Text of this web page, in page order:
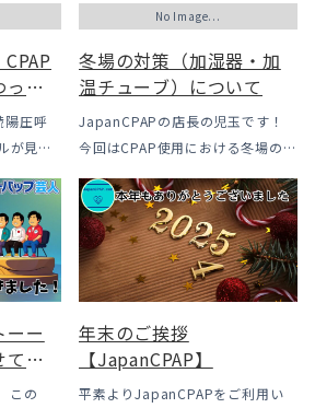
った
るか
デ
陽圧呼
が見直
ハード
ける」
厳しく
は、何
様の立
No Image...
冬場の対策（加湿器・加
温チューブ）について
JapanCPAPの店長の児玉です！
今回はCPAP使用における冬場のよ
くあるトラブル「乾燥・寒さ・結
露」についてのお話をさせて頂き
ます。 我々の拠点の北陸はCPAP
使用時に「乾燥・寒さ・結露」が
起こりやすい地域です、その […]
ーー
てい
この
年末のご挨拶
【JapanCPAP】
平素よりJapanCPAPをご利用い